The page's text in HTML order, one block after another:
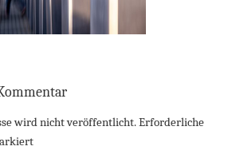
wird nicht veröffentlicht.Erforderliche